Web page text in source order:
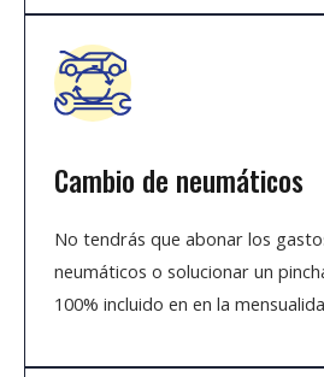
Cambio de neumáticos
No tendrás que abonar los
neumáticos o solucionar un
100% incluido en en la